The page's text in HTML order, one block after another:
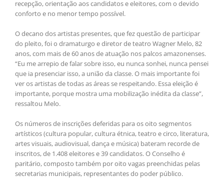
recepção, orientação aos candidatos e eleitores, com o devido
conforto e no menor tempo possível.
O decano dos artistas presentes, que fez questão de participar
do pleito, foi o dramaturgo e diretor de teatro Wagner Melo, 82
anos, com mais de 60 anos de atuação nos palcos amazonenses.
“Eu me arrepio de falar sobre isso, eu nunca sonhei, nunca pensei
que ia presenciar isso, a união da classe. O mais importante foi
ver os artistas de todas as áreas se respeitando. Essa eleição é
importante, porque mostra uma mobilização inédita da classe”,
ressaltou Melo.
Os números de inscrições deferidas para os oito segmentos
artísticos (cultura popular, cultura étnica, teatro e circo, literatura,
artes visuais, audiovisual, dança e música) bateram recorde de
inscritos, de 1.408 eleitores e 39 candidatos. O Conselho é
paritário, composto também por oito vagas preenchidas pelas
secretarias municipais, representantes do poder público.